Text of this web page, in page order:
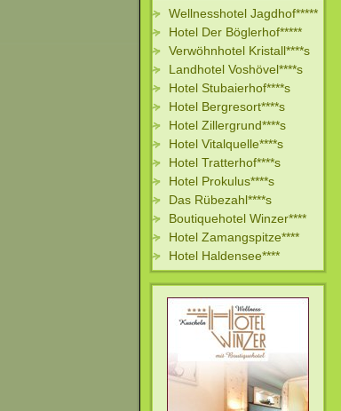
Wellnesshotel Jagdhof*****
Hotel Der Böglerhof*****
Verwöhnhotel Kristall****s
Landhotel Voshövel****s
Hotel Stubaierhof****s
Hotel Bergresort****s
Hotel Zillergrund****s
Hotel Vitalquelle****s
Hotel Tratterhof****s
Hotel Prokulus****s
Das Rübezahl****s
Boutiquehotel Winzer****
Hotel Zamangspitze****
Hotel Haldensee****